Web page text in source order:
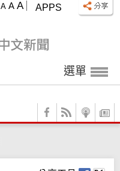
APPS
A A A
選單